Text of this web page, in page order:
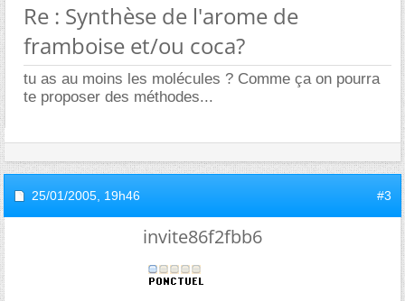
Re : Synthèse de l'arome de
framboise et/ou coca?
tu as au moins les molécules ? Comme ça on pourra
te proposer des méthodes...
25/01/2005, 19h46 #3
invite86f2fbb6